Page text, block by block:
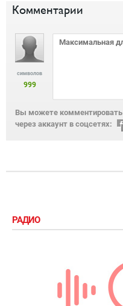
Комментарии
символов
999
Вы можете комментировать
через аккаунт в соцсетях:
РАДИО